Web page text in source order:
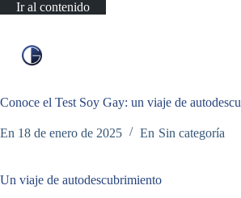
Ir al contenido
Conoce el Test Soy Gay: un viaje de
En 18 de enero de 2025 En Sin categoría
Un viaje de autodescubrimiento